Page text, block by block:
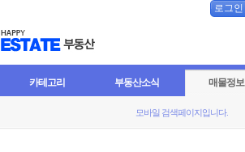
로그인
카테고리 부동산소식 매물정보
모바일 검색페이지입니다.